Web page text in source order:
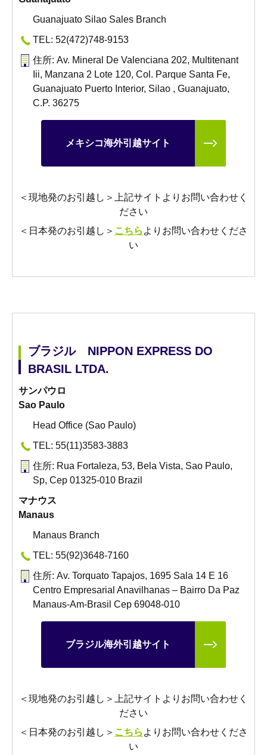
Guanajuato Silao Sales Branch
TEL: 52(472)748-9153
住所: Av. Mineral De Valenciana 202, Multitenant
Iii, Manzana 2 Lote 120, Col. Parque Santa Fe,
Guanajuato Puerto Interior, Silao , Guanajuato,
C.P. 36275
メキシコ海外引越サイト
＜現地発のお引越し＞上記サイトよりお問い合わせく
ださい
＜日本発のお引越し＞ こちら よりお問い合わせくださ
い
ブラジル NIPPON EXPRESS DO
BRASIL LTDA.
サンパウロ
Sao Paulo
Head Office (Sao Paulo)
TEL: 55(11)3583-3883
住所: Rua Fortaleza, 53, Bela Vista, Sao Paulo,
Sp, Cep 01325-010 Brazil
マナウス
Manaus
Manaus Branch
TEL: 55(92)3648-7160
住所: Av. Torquato Tapajos, 1695 Sala 14 E 16
Centro Empresarial Anavilhanas – Bairro Da Paz
Manaus-Am-Brasil Cep 69048-010
ブラジル海外引越サイト
＜現地発のお引越し＞上記サイトよりお問い合わせく
ださい
＜日本発のお引越し＞ こちら よりお問い合わせくださ
い